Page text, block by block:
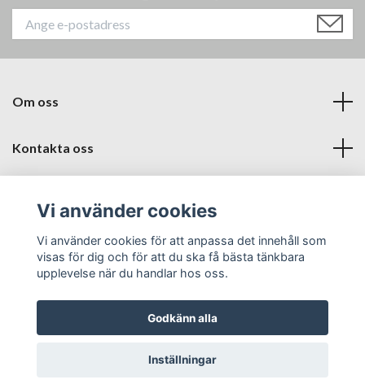
Om oss
Kontakta oss
Sociala medier
© 2026 Babyproffsen Halmstad
Vi använder cookies
Vi använder cookies för att anpassa det innehåll som
visas för dig och för att du ska få bästa tänkbara
upplevelse när du handlar hos oss.
Godkänn alla
Inställningar